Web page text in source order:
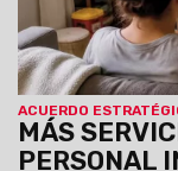
ACUERDO
MÁS
PERSONAL